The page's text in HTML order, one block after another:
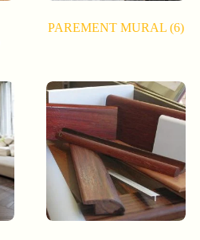
PAREMENT MURAL(6)